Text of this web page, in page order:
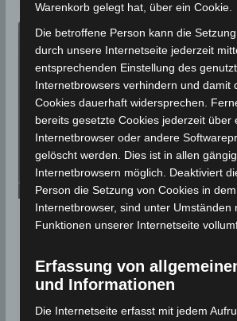
STATISTIK 2020
Niederschlagsmengen
Tunesien: So, 26 April
April 2020, 7 Uhr
Warenkorb gelegt hat, über ein Cookie.
Die betroffene Person kann die
durch unsere Internetseite jederzeit
entsprechenden Einstellung des
Internetbrowsers verhindern und damit
Cookies dauerhaft widersprechen.
bereits gesetzte Cookies jederzeit über
Internetbrowser oder andere
gelöscht werden. Dies ist in allen
Internetbrowsern möglich. Deaktiviert
Person die Setzung von Cookies in
Internetbrowser, sind unter Umständen
Funktionen unserer Internetseite
Erfassung von
und Informationen
Die Internetseite erfasst mit jedem